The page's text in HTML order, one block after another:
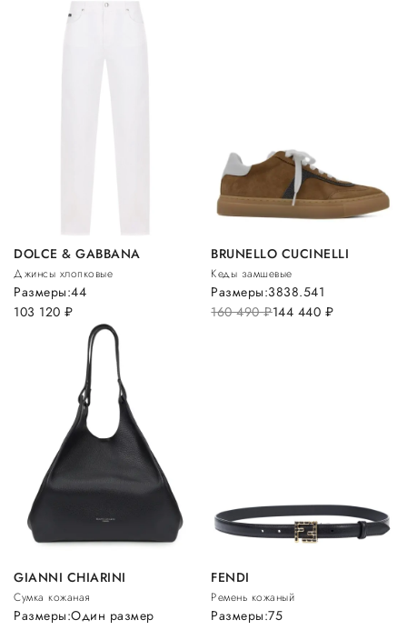
DOLCE & GABBANA
Джинсы хлопковые
103 120 руб.
Размеры:44
BRUNELLO CUCINELLI
Кеды замшевые
160 490руб.144 440 руб.
Размеры:3838.541
GIANNI CHIARINI
Сумка кожаная
Размеры:Один размер
FENDI
Ремень кожаный
Размеры:75